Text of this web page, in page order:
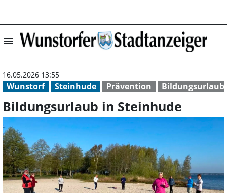
menu Bildungsurlaub
Wunstorf Steinhude Prävention Bildungsurlaub
16.05.2026 13:55
Bildungsurlaub in Steinhude